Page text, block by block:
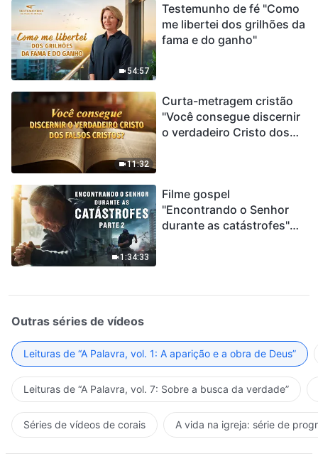
54:57
Testemunho de fé "Como
me libertei dos grilhões da
fama e do ganho"
11:32
Curta-metragem cristão
"Você consegue discernir
o verdadeiro Cristo dos
1:34:33
Filme gospel
"Encontrando o Senhor
durante as catástrofes"
encontrou uma maneira
de sobreviver?
Outras séries de vídeos
Leituras de “A Palavra, vol. 1: A aparição e a obra de Deus”
Leituras de “A Palavra, vol. 7: Sobre a busca da verdade”
Séries de vídeos de corais A vida na igreja: série de